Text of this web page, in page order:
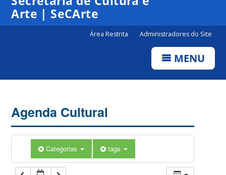
Arte | SeCArte
Área Restrita Administradores do Site
MENU
Agenda Cultural
Categorias tags
5:00